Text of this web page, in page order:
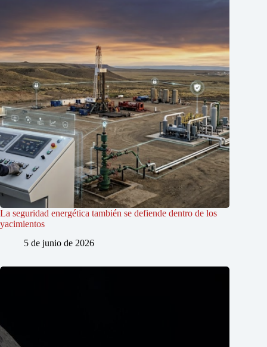
La seguridad energética también se defiende dentro de los
yacimientos
5 de junio de 2026